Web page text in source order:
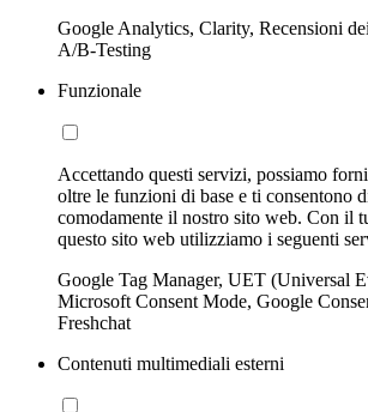
Google Analytics, Clarity, Recensioni
A/B-Testing
Funzionale
Accettando questi servizi, possiamo
oltre le funzioni di base e ti consentono
comodamente il nostro sito web. Con il
questo sito web utilizziamo i seguenti
Google Tag Manager, UET (Universal
Microsoft Consent Mode, Google
Freshchat
Contenuti multimediali esterni